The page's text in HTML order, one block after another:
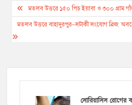
Post
navigation
মতলব উত্তরে ১৫০ পিচ ইয়াবা ও ৩০০ গ্রাম
মতলব উত্তরে বাহাদুরপুর–সটাকী সংযোগ ব্রিজ:
সোরিয়াসিস রোগের